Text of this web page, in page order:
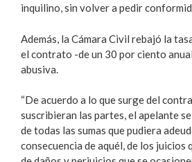
inquilino, sin volver a pedir
Además, la Cámara Civil rebajó la
el contrato -de un 30 por ciento
abusiva.
“De acuerdo a lo que surge del
suscribieran las partes, el apelante
de todas las sumas que pudiera
consecuencia de aquél, de los juicios